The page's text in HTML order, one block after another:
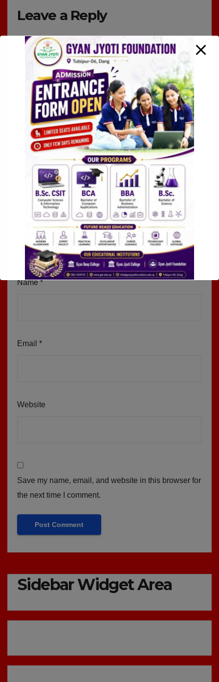
Leave a Reply
Your email address will not be published. Required
fields are marked*
Comment*
Name*
Email *
Website
Save my name, email, and website in this browser for
the next time I comment.
Sidebar Widget Area